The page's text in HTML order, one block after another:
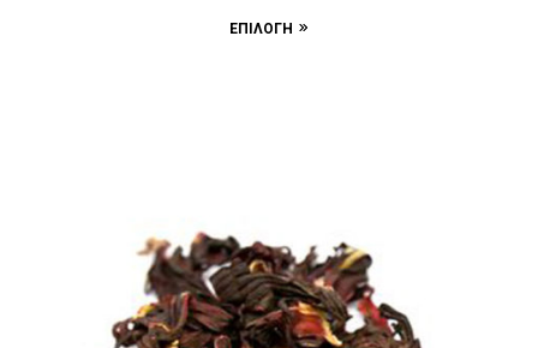
ΕΠΙΛΟΓΉ